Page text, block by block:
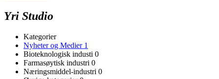
Yri Studio
Kategorier
Nyheter og Medier 1
Bioteknologisk industi 0
Farmasøytisk industri 0
Næringsmiddel-industri 0